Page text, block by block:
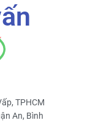
TPHCM
An, Bình